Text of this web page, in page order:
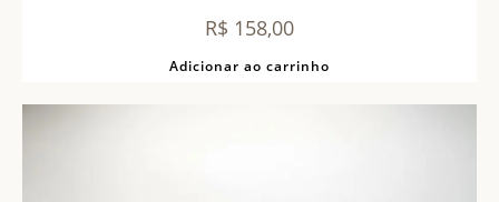
R$ 158,00
Adicionar ao carrinho